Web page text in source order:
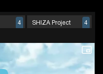
4 SHIZA Project 4